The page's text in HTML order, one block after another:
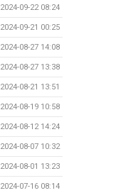
2024-09-22 08:24
2024-09-21 00:25
2024-08-27 14:08
2024-08-27 13:38
2024-08-21 13:51
2024-08-19 10:58
2024-08-12 14:24
2024-08-07 10:32
2024-08-01 13:23
2024-07-16 08:14